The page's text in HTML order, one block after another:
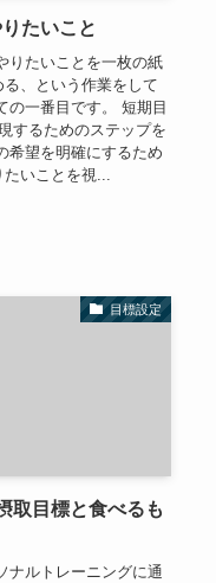
たいこと
りたいことを一枚の紙
、という作業をして
の一番目です。 短期目
するためのステップを
希望を明確にするため
いことを視...
目標設定
取目標と食べるも
ナルトレーニングに通